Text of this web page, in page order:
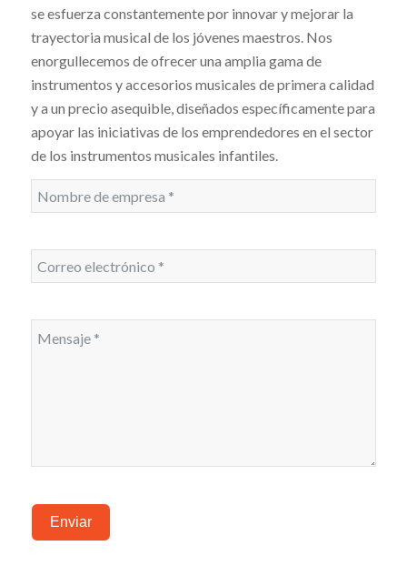
se esfuerza constantemente por innovar y mejorar la
trayectoria musical de los jóvenes maestros. Nos
enorgullecemos de ofrecer una amplia gama de
instrumentos y accesorios musicales de primera calidad
y a un precio asequible, diseñados específicamente para
apoyar las iniciativas de los emprendedores en el sector
de los instrumentos musicales infantiles.
Enviar